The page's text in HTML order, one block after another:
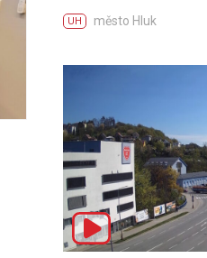
UH město Hluk